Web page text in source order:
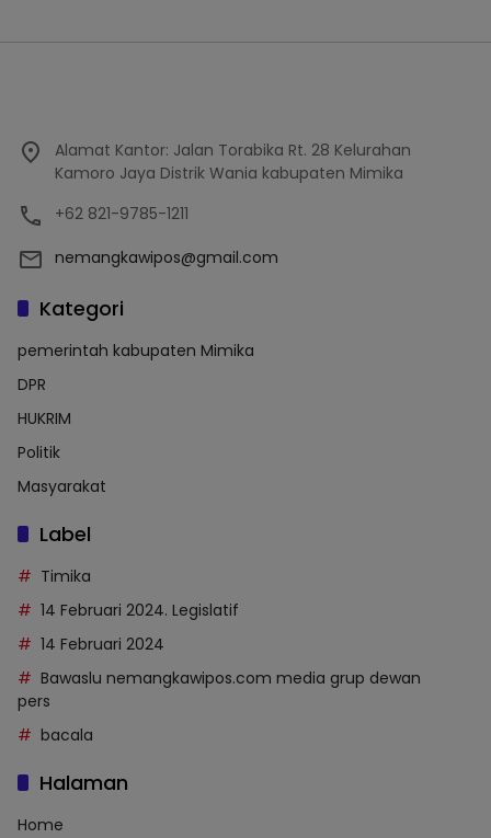
Alamat Kantor: Jalan Torabika Rt. 28 Kelurahan
Kamoro Jaya Distrik Wania kabupaten Mimika
+62 821-9785-1211
nemangkawipos@gmail.com
Kategori
pemerintah kabupaten Mimika
DPR
HUKRIM
Politik
Masyarakat
Label
Timika
14 Februari 2024. Legislatif
14 Februari 2024
Bawaslu nemangkawipos.com media grup dewan
pers
bacala
Halaman
Home